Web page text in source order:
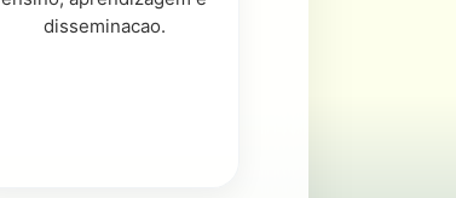
disseminacao.